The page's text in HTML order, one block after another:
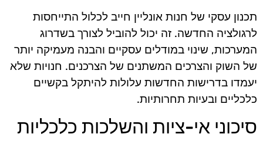
תכנון עסקי של חנות אונליין חייב לכלול התייחסות
לרגולציה החדשה. זה יכול להוביל לצורך בשדרוג
המערכות, שינוי במודלים עסקיים והבנה מעמיקה יותר
של השוק והצרכים המשתנים של הצרכנים. חנויות שלא
יעמדו בדרישות החדשות עלולות להיתקל בקשיים
כלכליים ובעיות תחרותיות.
סיכוני אי-ציות והשלכות כלכליות